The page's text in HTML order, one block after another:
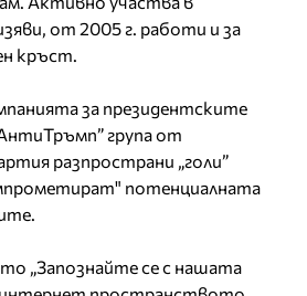
от 2005 г. работи и за
кръст.
за президентските
група от
разпространи „голи”
потенциалната
„Запознайте се с нашата